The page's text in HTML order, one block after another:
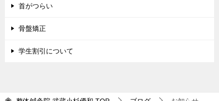
首がつらい
骨盤矯正
学生割引について